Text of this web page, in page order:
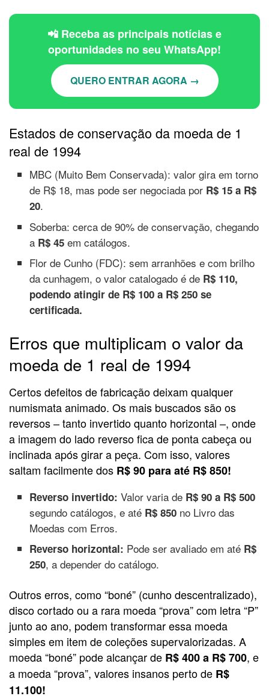
📲 Receba as principais notícias e
oportunidades no seu WhatsApp!
QUERO ENTRAR AGORA →
Estados de conservação da moeda de 1
real de 1994
MBC (Muito Bem Conservada): valor gira em torno
de R$ 18, mas pode ser negociada por R$ 15 a R$
20.
Soberba: cerca de 90% de conservação, chegando
a R$ 45 em catálogos.
Flor de Cunho (FDC): sem arranhões e com brilho
da cunhagem, o valor catalogado é de R$ 110,
podendo atingir de R$ 100 a R$ 250 se
certificada.
Erros que multiplicam o valor da
moeda de 1 real de 1994
Certos defeitos de fabricação deixam qualquer
numismata animado. Os mais buscados são os
reversos – tanto invertido quanto horizontal –, onde
a imagem do lado reverso fica de ponta cabeça ou
inclinada após girar a peça. Com isso, valores
saltam facilmente dos R$ 90 para até R$ 850!
Reverso invertido: Valor varia de R$ 90 a R$ 500
segundo catálogos, e até R$ 850 no Livro das
Moedas com Erros.
Reverso horizontal: Pode ser avaliado em até R$
250, a depender do catálogo.
Outros erros, como “boné” (cunho descentralizado),
disco cortado ou a rara moeda “prova” com letra “P”
junto ao ano, podem transformar essa moeda
simples em item de coleções supervalorizadas. A
moeda “boné” pode alcançar de R$ 400 a R$ 700, e
a moeda “prova”, valores insanos perto de R$
11.100!